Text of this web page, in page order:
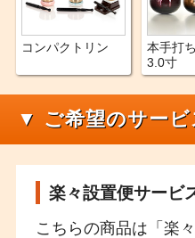
コンパクトリン
本手打
3.0寸
▼ ご希望のサー
楽々設置便サービ
こちらの商品は「楽